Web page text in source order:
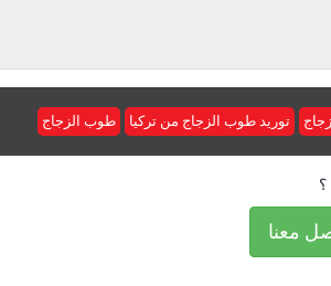
توريد طوب الزجاج من تركيا طوب الزجاج
؟
معنا